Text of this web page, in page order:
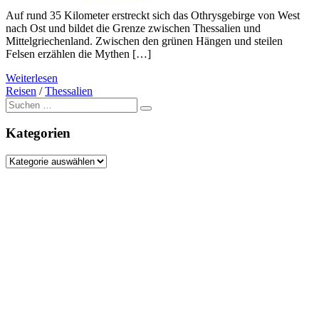
Auf rund 35 Kilometer erstreckt sich das Othrysgebirge von West
nach Ost und bildet die Grenze zwischen Thessalien und
Mittelgriechenland. Zwischen den grünen Hängen und steilen
Felsen erzählen die Mythen […]
Weiterlesen
Reisen /Thessalien
Suche
nach:
Kategorien
Kategorien